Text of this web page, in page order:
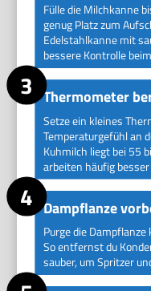
Fülle die Milchkanne
genug Platz zum
Edelstahlkanne mit
bessere Kontrolle
Thermometer
Setze ein kleines
Temperaturgefühl an
Kuhmilch liegt bei 55
arbeiten häufig
Dampflanze
Purge die
So entfernst du
sauber, um Spritzer